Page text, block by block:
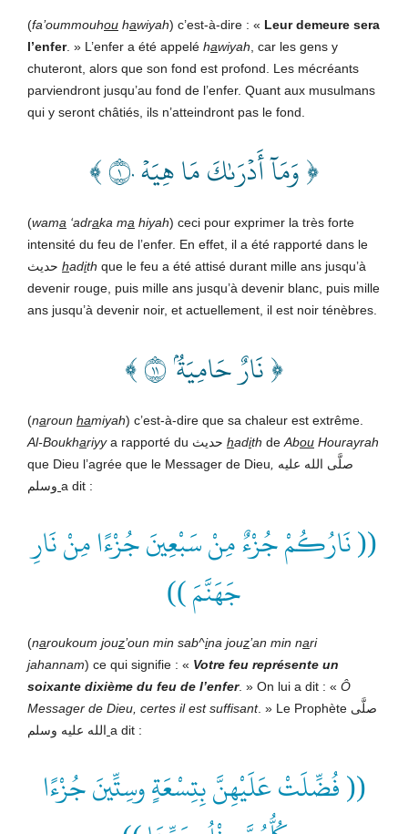
(fa’oummouhou hawiyah) c’est-à-dire : « Leur demeure sera
l’enfer. » L’enfer a été appelé hawiyah , car les gens y
chuteront, alors que son fond est profond. Les mécréants
parviendront jusqu’au fond de l’enfer. Quant aux musulmans
qui y seront châtiés, ils n’atteindront pas le fond.
﴿ وَمَآ أَدۡرَىٰكَ مَا هِيَهۡ ١٠ ﴾
(wama ‘adraka ma hiyah) ceci pour exprimer la très forte
intensité du feu de l’enfer. En effet, il a été rapporté dans le
حديث hadith que le feu a été attisé durant mille ans jusqu’à
devenir rouge, puis mille ans jusqu’à devenir blanc, puis mille
ans jusqu’à devenir noir, et actuellement, il est noir ténèbres.
﴿ نَارٌ حَامِيَةُۢ ١١ ﴾
(naroun hamiyah) c’est-à-dire que sa chaleur est extrême.
Al-Boukhariyy a rapporté du حديث hadith de Abou Hourayrah
que Dieu l’agrée que le Messager de Dieu
صلَّى الله عليه
وسلم a dit :
(( نَارُكُمْ جُزْءٌ مِنْ سَبْعِينَ جُزْءًا مِنْ نَارِ
جَهَنَّمَ ))
(naroukoum jouz’oun min sab^ina jouz’an min nari
jahannam) ce qui signifie : « Votre feu représente un
soixante dixième du feu de l’enfer. » On lui a dit : « Ô
Messager de Dieu, certes il est suffisant. » Le Prophète صلَّى
الله عليه وسلم a dit :
(( فُضِّلَتْ عَلَيْهِنَّ بِتِسْعَةٍ وسِتِّينَ جُزْءًا